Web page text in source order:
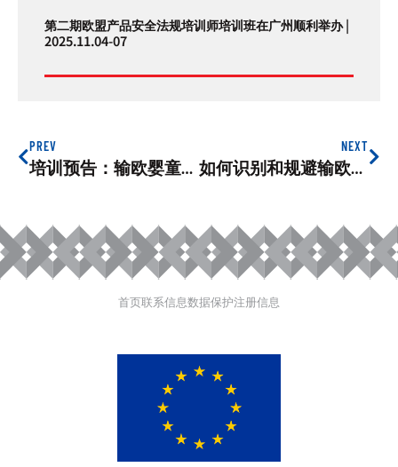
第二期欧盟产品安全法规培训师培训班在广州顺利举办 |
2025.11.04-07
PREV
培训预告：输欧婴童用品常见安全问题识别和规避，2021年4月22日
NEXT
如何识别和规避输欧婴童用品的常见安全问题——SPEAC项目培训为您解答
首页联系信息数据保护注册信息